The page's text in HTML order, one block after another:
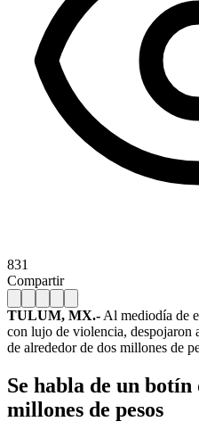
831
Compartir
TULUM, MX.- Al mediodía de
con lujo de violencia, despojaron
de alrededor de dos millones de
Se habla de un
millones de pesos